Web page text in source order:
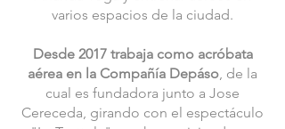
varios espacios de la ciudad.
Desde 2017 trabaja como acróbata
aérea en la Compañía Depáso, de la
cual es fundadora junto a Jose
Cereceda, girando con el espectáculo